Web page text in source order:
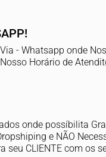
- Whatsapp onde
Horário de
onde possíbilita
e NÃO
seu CLIENTE com os